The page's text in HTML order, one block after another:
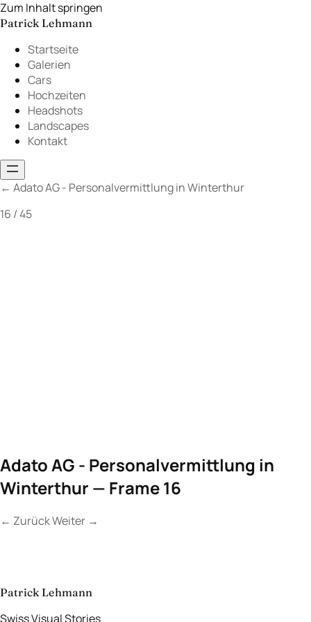
Zum Inhalt springen
Patrick Lehmann
Startseite
Galerien
Cars
Hochzeiten
Headshots
Landscapes
Kontakt
← Adato AG - Personalvermittlung in Winterthur
16 / 45
Adato AG - Personalvermittlung in
Winterthur — Frame 16
← ZurückWeiter →
aufnehmen→
Patrick Lehmann
Swiss Visual Stories